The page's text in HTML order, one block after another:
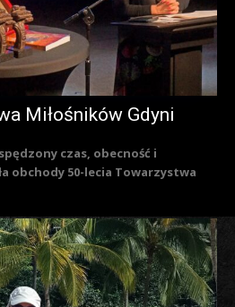
Miłośników Gdyni
czas, obecność i
obchody 50-lecia Towarzystwa